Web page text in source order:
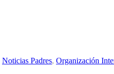
Noticias Padres, Organización